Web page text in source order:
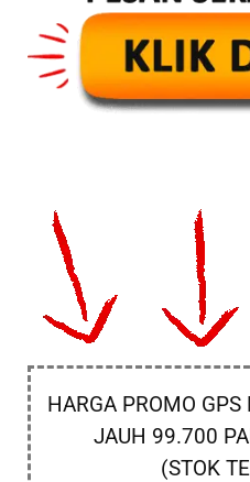
HARGA PROMO
JAUH 99.700
(STOK